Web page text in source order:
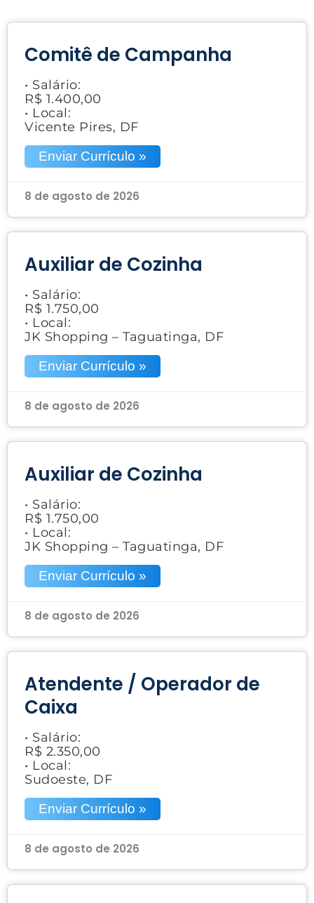
Comitê de Campanha
• Salário:
R$ 1.400,00
• Local:
Vicente Pires, DF
Enviar Currículo »
8 de agosto de 2026
Auxiliar de Cozinha
• Salário:
R$ 1.750,00
• Local:
JK Shopping – Taguatinga, DF
Enviar Currículo »
8 de agosto de 2026
Auxiliar de Cozinha
• Salário:
R$ 1.750,00
• Local:
JK Shopping – Taguatinga, DF
Enviar Currículo »
8 de agosto de 2026
Atendente / Operador de
Caixa
• Salário:
R$ 2.350,00
• Local:
Sudoeste, DF
Enviar Currículo »
8 de agosto de 2026